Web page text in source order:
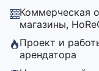
Коммерческая
магазины,
Проект и
арендатора